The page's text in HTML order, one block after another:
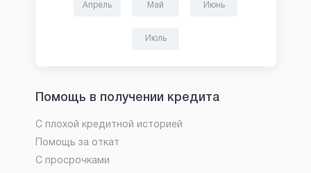
Апрель Май Июнь
Июль
Помощь в получении кредита
С плохой кредитной историей
Помощь за откат
С просрочками